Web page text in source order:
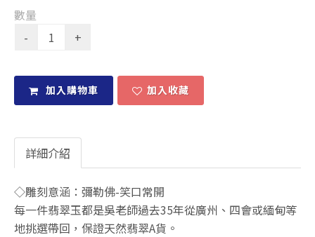
數量
加入購物車 加入收藏
詳細介紹
◇雕刻意涵：彌勒佛-笑口常開
每一件翡翠玉都是吳老師過去35年從廣州、四會或緬甸等
地挑選帶回，保證天然翡翠A貨。